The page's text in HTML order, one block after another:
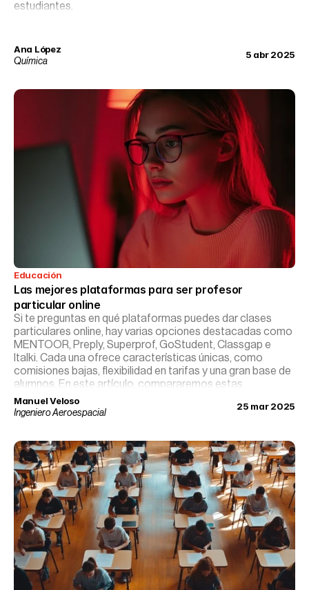
estudiantes.
Ana López
Química
5 abr 2025
Educación
Las mejores plataformas para ser profesor
particular online
Si te preguntas en qué plataformas puedes dar clases
particulares online, hay varias opciones destacadas como
MENTOOR, Preply, Superprof, GoStudent, Classgap e
Italki. Cada una ofrece características únicas, como
comisiones bajas, flexibilidad en tarifas y una gran base de
alumnos. En este artículo, compararemos estas
plataformas para que puedas elegir la que mejor se adapte
a tus necesidades y objetivos como profesor.
Manuel Veloso
Ingeniero Aeroespacial
25 mar 2025